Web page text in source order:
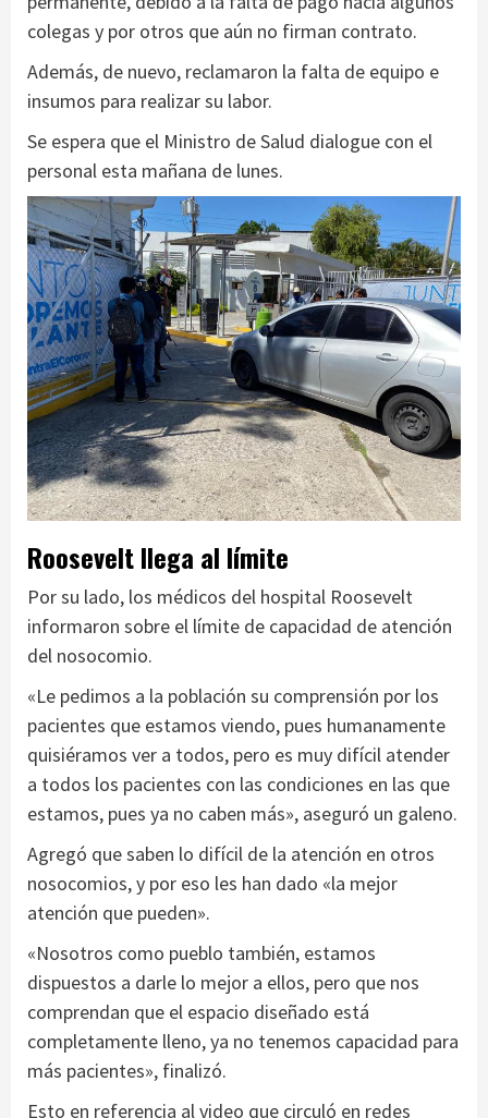
colegas y por otros que aún no firman contrato.
Además, de nuevo, reclamaron la falta de equipo e
insumos para realizar su labor.
Se espera que el Ministro de Salud dialogue con el
personal esta mañana de lunes.
Roosevelt llega al límite
Por su lado, los médicos del hospital Roosevelt
informaron sobre el límite de capacidad de atención
del nosocomio.
«Le pedimos a la población su comprensión por los
pacientes que estamos viendo, pues humanamente
quisiéramos ver a todos, pero es muy difícil atender
a todos los pacientes con las condiciones en las que
estamos, pues ya no caben más», aseguró un galeno.
Agregó que saben lo difícil de la atención en otros
nosocomios, y por eso les han dado «la mejor
atención que pueden».
«Nosotros como pueblo también, estamos
dispuestos a darle lo mejor a ellos, pero que nos
comprendan que el espacio diseñado está
completamente lleno, ya no tenemos capacidad para
más pacientes», finalizó.
Esto en referencia al video que circuló en redes